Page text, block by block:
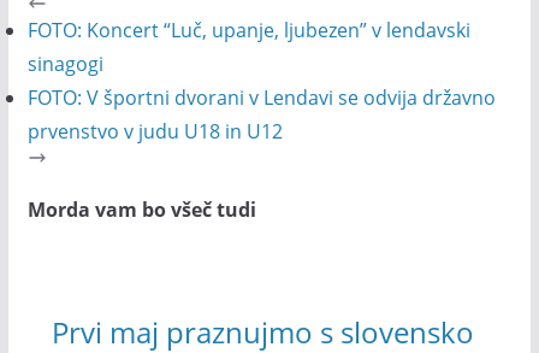
FOTO: Koncert “Luč, upanje, ljubezen” v lendavski
sinagogi
FOTO: V športni dvorani v Lendavi se odvija državno
prvenstvo v judu U18 in U12
Morda vam bo všeč tudi
Prvi maj praznujmo s slovensko